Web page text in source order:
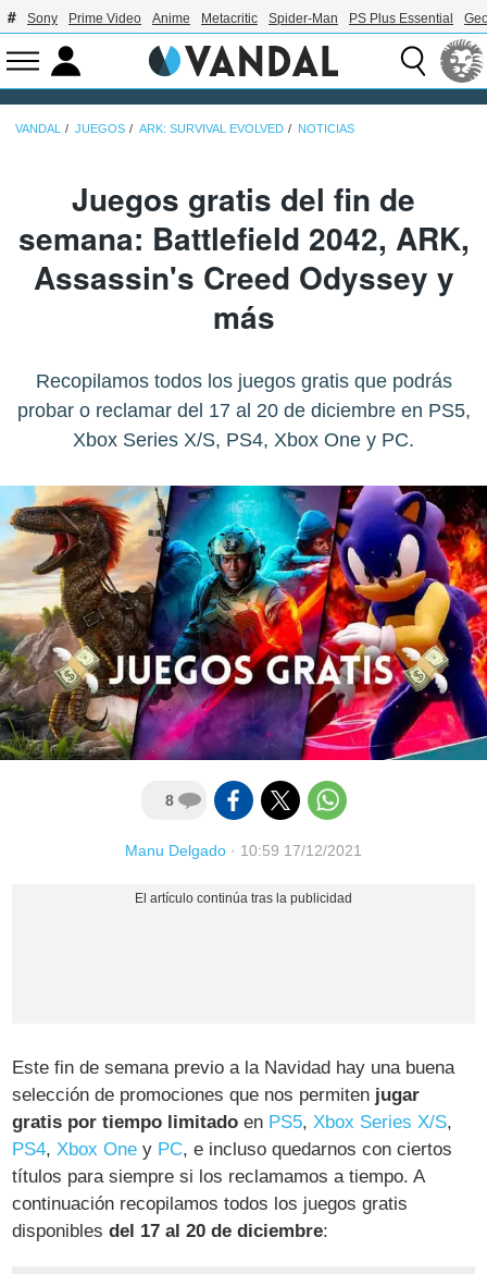
Sony Prime Video Anime Metacritic Spider-Man PS Plus Essential
VANDAL JUEGOS ARK: SURVIVAL EVOLVED NOTICIAS
Juegos gratis del fin de
semana: Battlefield 2042, ARK,
Assassin's Creed Odyssey y
más
Recopilamos todos los juegos gratis que podrás
probar o reclamar del 17 al 20 de diciembre en PS5,
Xbox Series X/S, PS4, Xbox One y PC.
8
Manu Delgado · 10:59 17/12/2021
Este fin de semana previo a la Navidad hay una buena
selección de promociones que nos permiten jugar
gratis por tiempo limitado en PS5,Xbox Series X/S,
PS4,Xbox One y PC, e incluso quedarnos con ciertos
títulos para siempre si los reclamamos a tiempo. A
continuación recopilamos todos los juegos gratis
disponiblesdel 17 al 20 de diciembre: